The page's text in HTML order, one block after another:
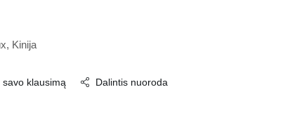
Kinija
klausimą Dalintis nuoroda